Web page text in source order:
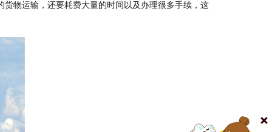
物运输，还要耗费大量的时间以及办理很多手续，这